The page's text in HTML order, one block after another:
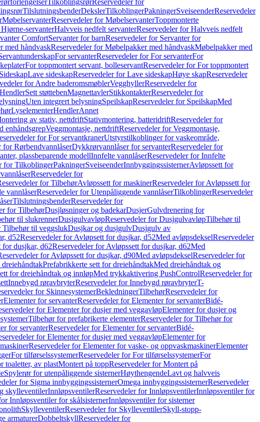
TilkoblingsrørReservedeler for
TilslutningsbenderDekslerTilkoblingerPakningerSveiseenderReservedeler
MøbelservanterReservedeler for MøbelservanterToppmonterte
servanterHalvveis nedfelt servanterReservedeler for Halvveis nedfelt
ComfortServanter for barnReservedeler for Servanter for
med håndvaskReservedeler for Møbelpakker med håndvaskMøbelpakker med
For servanterReservedeler for For servanterFor
For toppmontert servant, bolleservantReservedeler for For toppmontert
Lave sideskapReservedeler for Lave sideskapHøye skapReservedeler
for Andre baderomsmøblerVegghyllerReservedeler for
HendlerSett støttebenMagnettavlerStikkontakterReservedeler for
Uten integrert belysningSpeilskapReservedeler for SpeilskapMed
LyselementerHendlerAnnet
av stativ, nettdriftStativmontering, batteridriftReservedeler for
enhåndsgrepVeggmontasje, nettdriftReservedeler for Veggmontasje,
for For servantkranerUtstyrstilkoblinger for vaskeområde,
for RørbendvannlåserDykkrørvannlåser for servanterReservedeler for
plassbeparende modellInnfelte vannlåserReservedeler for Innfelte
for TilkoblingerPakningerSveiseenderInnbyggingssisternerAvløpssett for
Reservedeler for
for TilbehørAvløpssett for maskinerReservedeler for Avløpssett for
vannlåserReservedeler for Utenpåliggende vannlåserTilkoblingerReservedeler
TilslutningsbenderReservedeler for
for TilbehørDusjløsninger og badekarDusjerGulvdrenering for
til slukrennerDusjgulvavløpReservedeler for DusjgulvavløpTilbehør til
Tilbehør til veggslukDusjkar og dusjgulvDusjgulv av
d52Reservedeler for Avløpsett for dusjkar, d52Med avløpsdekselReservedeler
for dusjkar, d62Reservedeler for Avløpssett for dusjkar, d62Med
for Avløpssett for dusjkar, d90Med avløpsdekselReservedeler for
Prefabrikkerte sett for dreiehåndtakMed dreiehåndtak og
for dreiehåndtak og innløpMed trykkaktivering PushControlReservedeler for
Innebygd røravbryterReservedeler for Innebygd røravbryterT-
for SkinnesystemerBekledningerTilbehørReservedeler for
Elementer for servanterReservedeler for Elementer for servanterBidé-
for Elementer for dusjer med veggavløpElementer for dusjer og
Tilbehør for prefabrikerte elementerReservedeler for Tilbehør for
for servanterReservedeler for Elementer for servanterBidé-
for Elementer for dusjer med veggavløpElementer for
Reservedeler for Elementer for vaske- og oppvaskmaskinerElementer
For tilførselssystemerReservedeler for For tilførselssystemerFor
toaletter, av plastMontert på toppReservedeler for Montert på
Spylerør for utenpåliggende sisternerHøythengendeLavt og halvveis
for Sigma innbyggingssisternerOmega innbyggingssisternerReservedeler
skylleventilerInnløpsventilerReservedeler for InnløpsventilerInnløpsventiler for
Innløpsventiler for skålsisternerInnløpsventiler for sisterner
SkylleventilerReservedeler for SkylleventilerSkyll-stopp-
armaturerDobbeltskyllReservedeler for